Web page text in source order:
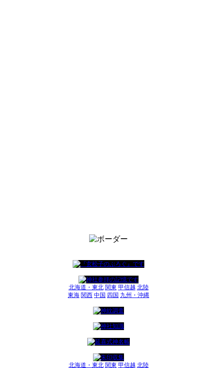
北海道・東北 関東 甲信越 北陸
東海 関西 中国 四国 九州・沖縄
北海道・東北 関東 甲信越 北陸